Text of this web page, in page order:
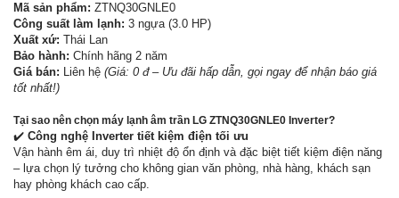
Mã sản phẩm: ZTNQ30GNLE0
Công suất làm lạnh: 3 ngựa (3.0 HP)
Xuất xứ: Thái Lan
Bảo hành: Chính hãng 2 năm
Giá bán: Liên hệ (Giá: 0 đ – Ưu đãi hấp dẫn, gọi ngay để nhận báo giá
tốt nhất!)
Tại sao nên chọn máy lạnh âm trần LG ZTNQ30GNLE0 Inverter?
✔️ Công nghệ Inverter tiết kiệm điện tối ưu
Vận hành êm ái, duy trì nhiệt độ ổn định và đặc biệt tiết kiệm điện năng
– lựa chọn lý tưởng cho không gian văn phòng, nhà hàng, khách sạn
hay phòng khách cao cấp.